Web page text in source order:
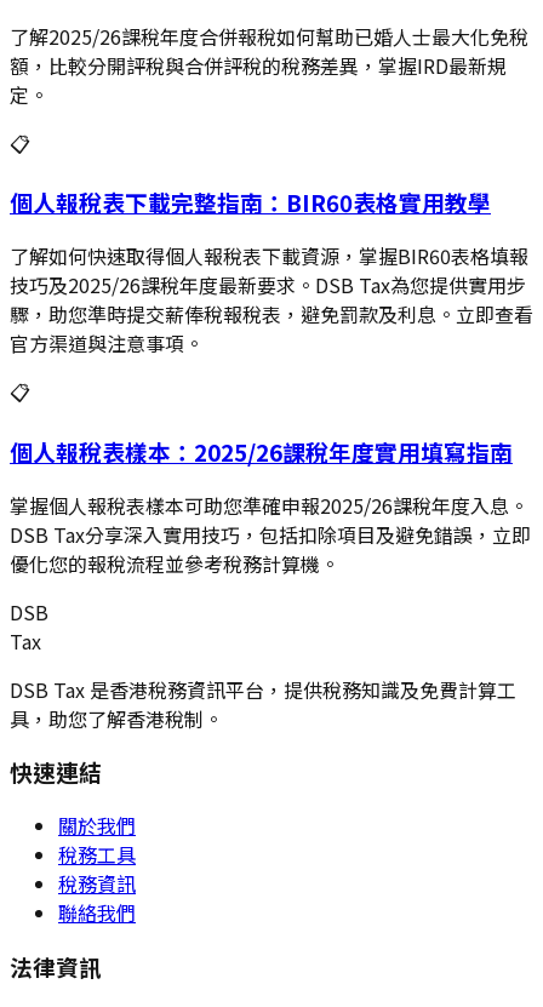
了解2025/26課稅年度合併報稅如何幫助已婚人士最大化免稅
額，比較分開評稅與合併評稅的稅務差異，掌握IRD最新規
定。
📋
個人報稅表下載完整指南：BIR60表格實用教學
了解如何快速取得個人報稅表下載資源，掌握BIR60表格填報
技巧及2025/26課稅年度最新要求。DSB Tax為您提供實用步
驟，助您準時提交薪俸稅報稅表，避免罰款及利息。立即查看
官方渠道與注意事項。
📋
個人報稅表樣本：2025/26課稅年度實用填寫指南
掌握個人報稅表樣本可助您準確申報2025/26課稅年度入息。
DSB Tax分享深入實用技巧，包括扣除項目及避免錯誤，立即
優化您的報稅流程並參考稅務計算機。
DSB
Tax
DSB Tax 是香港稅務資訊平台，提供稅務知識及免費計算工
具，助您了解香港稅制。
快速連結
關於我們
稅務工具
稅務資訊
聯絡我們
法律資訊